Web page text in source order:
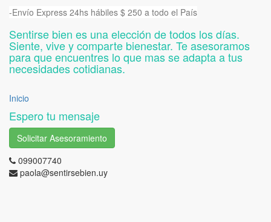
-Envío Express 24hs hábiles $ 250 a todo el País
Sentirse bien es una elección de todos los días.
Siente, vive y comparte bienestar. Te asesoramos
para que encuentres lo que mas se adapta a tus
necesidades cotidianas.
Inicio
Espero tu mensaje
Solicitar Asesoramiento
099007740
paola@sentirsebien.uy